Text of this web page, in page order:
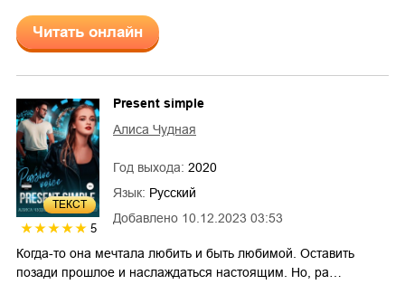
Читать онлайн
ТЕКСТ
5
Добавлено 10.12.2023 03:53
Present simple
Алиса Чудная
Год выхода: 2020
Язык: Русский
Когда-то она мечтала любить и быть любимой. Оставить
позади прошлое и наслаждаться настоящим. Но, ра…